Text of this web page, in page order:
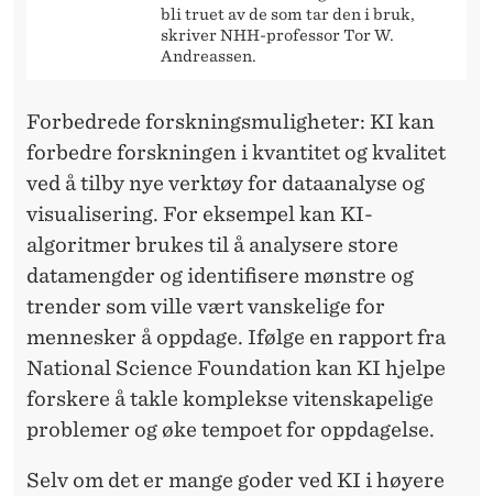
bli truet av de som tar den i bruk,
skriver NHH-professor Tor W.
Andreassen.
Forbedrede forskningsmuligheter: KI kan
forbedre forskningen i kvantitet og kvalitet
ved å tilby nye verktøy for dataanalyse og
visualisering. For eksempel kan KI-
algoritmer brukes til å analysere store
datamengder og identifisere mønstre og
trender som ville vært vanskelige for
mennesker å oppdage. Ifølge en rapport fra
National Science Foundation kan KI hjelpe
forskere å takle komplekse vitenskapelige
problemer og øke tempoet for oppdagelse.
Selv om det er mange goder ved KI i høyere